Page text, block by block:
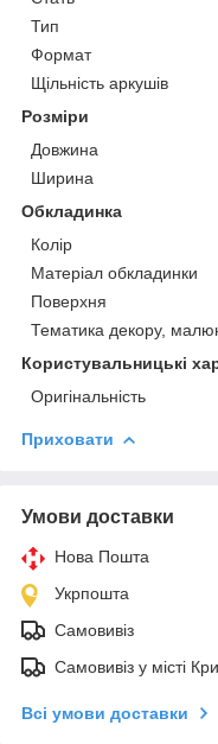
Тип
Формат
Щільність аркушів
Розміри
Довжина
Ширина
Обкладинка
Колір
Матеріал обкладинки
Поверхня
Тематика декору,
Користувальницькі
Оригінальність
Приховати
Умови доставки
Нова Пошта
Укрпошта
Самовивіз
Самовивіз у місті
Всі умови доставки